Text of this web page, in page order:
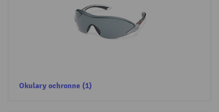
Okulary ochronne (1)